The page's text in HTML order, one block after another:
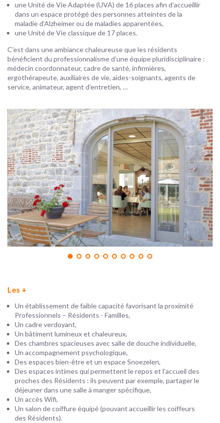
une Unité de Vie Adaptée (UVA) de 16 places afin d’accueillir
dans un espace protégé des personnes atteintes de la
maladie d’Alzheimer ou de maladies apparentées,
une Unité de Vie classique de 17 places.
C’est dans une ambiance chaleureuse que les résidents
bénéficient du professionnalisme d’une équipe pluridisciplinaire :
médecin coordonnateur, cadre de santé, infirmières,
ergothérapeute, auxiliaires de vie, aides-soignants, agents de
service, animateur, agent d’entretien, …
Les +
Un établissement de faible capacité favorisant la proximité
Professionnels – Résidents - Familles,
Un cadre verdoyant,
Un bâtiment lumineux et chaleureux,
Des chambres spacieuses avec salle de douche individuelle,
Un accompagnement psychologique,
Des espaces bien-être et un espace Snoezelen,
Des espaces intimes qui permettent le repos et l’accueil des
proches des Résidents : ils peuvent par exemple, partager le
déjeuner dans une salle à manger spécifique,
Un accès Wifi,
Un salon de coiffure équipé (pouvant accueillir les coiffeurs
des Résidents).